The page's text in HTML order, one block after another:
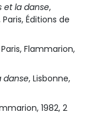
et la danse,
Éditions de
Paris, Flammarion,
danse, Lisbonne,
1982, 2